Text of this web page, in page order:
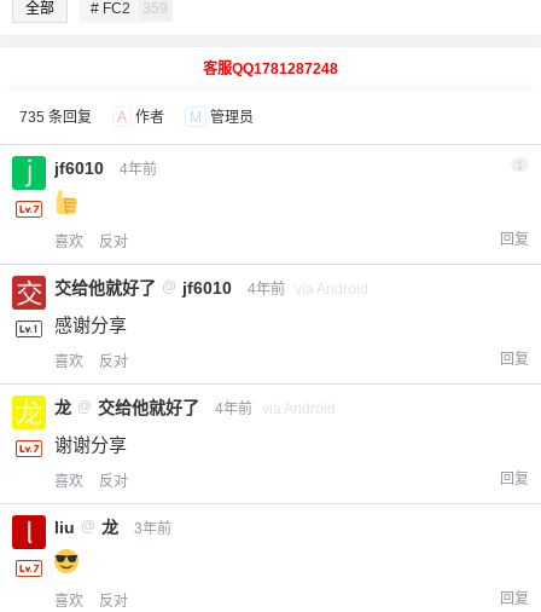
全部 # FC2 359
客服QQ1781287248
735 条回复 A 作者 M 管理员
jf6010 4年前 1
喜欢 反对 回复
交给他就好了 @ jf6010 4年前 via Android
感谢分享
喜欢 反对 回复
龙 @ 交给他就好了 4年前 via Android
谢谢分享
喜欢 反对 回复
liu @ 龙 3年前
喜欢 反对 回复